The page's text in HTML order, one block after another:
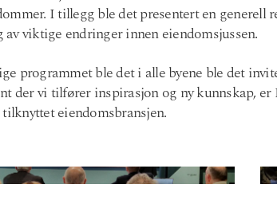
I tillegg ble det presentert en generell
av viktige endringer innen eiendomsjussen.
programmet ble det i alle byene ble det
der vi tilfører inspirasjon og ny kunnskap,
eiendomsbransjen.